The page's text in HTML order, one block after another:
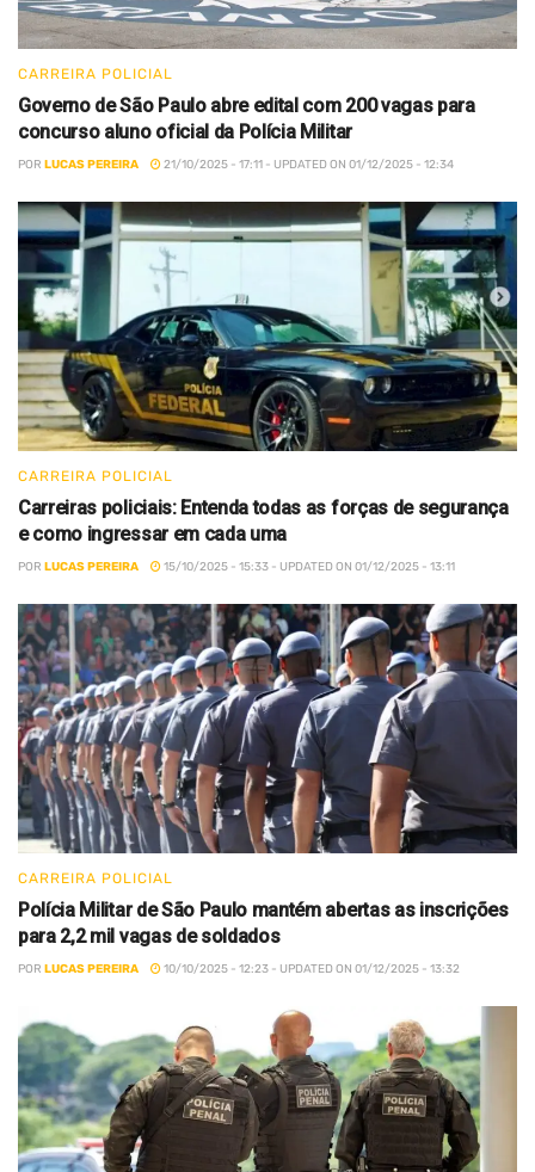
CARREIRA POLICIAL
Governo de São Paulo abre edital com 200 vagas para
concurso aluno oficial da Polícia Militar
POR LUCAS PEREIRA 21/10/2025 - 17:11 - UPDATED ON 01/12/2025 - 12:34
CARREIRA POLICIAL
Carreiras policiais: Entenda todas as forças de segurança
e como ingressar em cada uma
POR LUCAS PEREIRA 15/10/2025 - 15:33 - UPDATED ON 01/12/2025 - 13:11
CARREIRA POLICIAL
Polícia Militar de São Paulo mantém abertas as inscrições
para 2,2 mil vagas de soldados
POR LUCAS PEREIRA 10/10/2025 - 12:23 - UPDATED ON 01/12/2025 - 13:32